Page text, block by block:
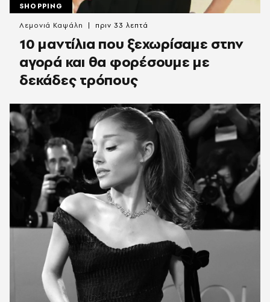
SHOPPING
10 μαντίλια που ξεχωρίσαμε στην
αγορά και θα φορέσουμε με
δεκάδες τρόπους
Λεμονιά Καψάλη πριν 33 λεπτά